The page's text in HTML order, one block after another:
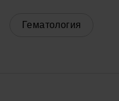
Гематология